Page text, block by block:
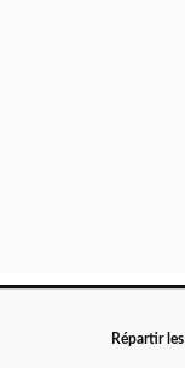
Répartir